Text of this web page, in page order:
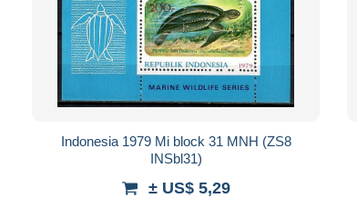
Indonesia 1979 Mi block 31 MNH (ZS8
INSbl31)
± US$ 5,29